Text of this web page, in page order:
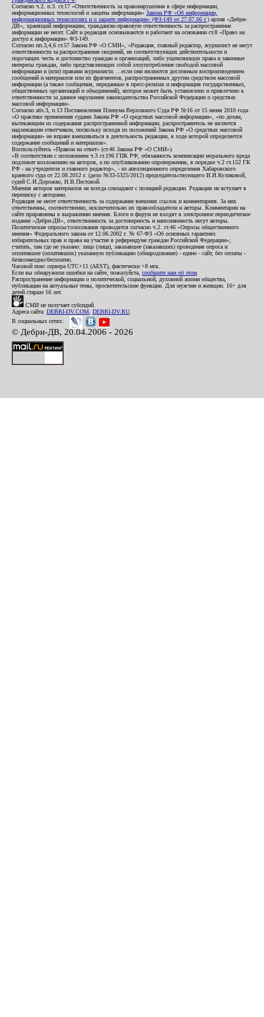
Согласно ч.2. п.3. ст.17 «Ответственность за правонарушения в сфере информации,
информационных технологий и защиты информации» Закона РФ «Об информации,
информационных технологиях и о защите информации» (ФЗ-149 от 27.07.06 г.) архив «Дебри-
ДВ», хранящий информацию, гражданско-правовую ответственность за распространение
информации не несет. Сайт и редакция основываются и работают на основании ст.8 «Право на
доступ к информации» ФЗ-149.
Согласно пп.3,4,6 ст.57 Закона РФ «О СМИ», «Редакция, главный редактор, журналист не несут
ответственности за распространение сведений, не соответствующих действительности и
порочащих честь и достоинство граждан и организаций, либо ущемляющих права и законные
интересы граждан, либо представляющих собой злоупотребление свободой массовой
информации и (или) правами журналиста: ...если они являются дословным воспроизведением
сообщений и материалов или их фрагментов, распространенных другим средством массовой
информации (а также сообщения, переданные в пресс-релизах и информация государственных,
общественных организаций и объединений), которое может быть установлено и привлечено к
ответственности за данное нарушение законодательства Российской Федерации о средствах
массовой информации».
Согласно абз.3, п.13 Постановления Пленума Верховного Суда РФ №16 от 15 июня 2010 года
«О практике применения судами Закона РФ «О средствах массовой информации», «по делам,
вытекающим из содержания распространенной информации, распространитель не является
надлежащим ответчиком, поскольку исходя из положений Закона РФ «О средствах массовой
информации» не вправе вмешиваться в деятельность редакции, в ходе которой определяется
содержание сообщений и материалов».
Воспользуйтесь «Правом на ответ» (ст.46 Закона РФ «О СМИ»).
«В соответствии с положением ч.3 ст.196 ГПК РФ, обязанность компенсации морального вреда
подлежит возложению на авторов, а по опубликованию опровержения, в порядке ч.2 ст.152 ГК
РФ - на учредителя и главного редактор», - из апелляционного определения Хабаровского
краевого суда от 22.08.2012 г. (дело №33-5325/2012) председательствующего И.И.Куликовой,
судей С.И.Дорожко, Н.В.Пестовой.
Мнения авторов материалов не всегда совпадают с позицией редакции. Редакция не вступает в
переписку с авторами.
Редакция не несет ответственность за содержание внешних ссылок и комментариев. За них
ответственны, соответственно, исключительно их правообладатели и авторы. Комментарии на
сайте приравнены к выражению мнения. Блоги и форум не входят в электронное периодическое
издание «Дебри-ДВ», ответственность за достоверность и наполняемость несут авторы.
Политические опросы/голосования проводятся согласно ч.2. ст.46 «Опросы общественного
мнения» Федерального закона от 12.06.2002 г. № 67-ФЗ «Об основных гарантиях
избирательных прав и права на участие в референдуме граждан Российской Федерации»;
считать, там где не указано: лицо (лица), заказавшее (заказавших) проведение опроса и
оплатившее (оплативших) указанную публикацию (обнародование) - едино - сайт, без оплаты -
безвозмездно/бесплатно.
Часовой пояс сервера UTC+11 (AEST), фактически +8 мск.
Если вы обнаружили ошибки на сайте, пожалуйста, сообщите нам об этом
Распространение информации о политической, социальной, духовной жизни общества,
публикации на актуальные темы, просветительские функции. Для мужчин и женщин. 16+ для
детей старше 16 лет.
СМИ не получает субсидий.
Адреса сайта: DEBRI-DV.COM DEBRI-DV.RU
В социальных сетях:
© Дебри-ДВ, 20.04.2006 - 2026